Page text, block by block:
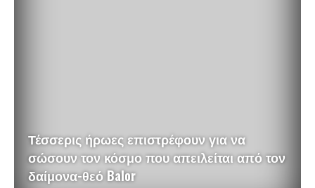
Τέσσερις ήρωες επιστρέφουν για να
σώσουν τον κόσμο που απειλείται από τον
δαίμονα-θεό Balor